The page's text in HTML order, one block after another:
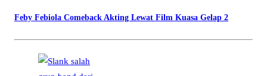
Feby Febiola Comeback Akting Lewat Film Kuasa Gelap 2